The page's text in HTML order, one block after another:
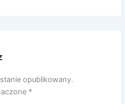
opublikowany.
*